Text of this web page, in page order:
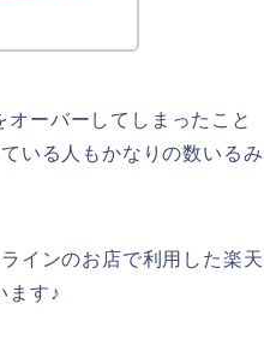
オーバーしてしまったこと
いる人もかなりの数いるみ
インのお店で利用した楽天
ます♪